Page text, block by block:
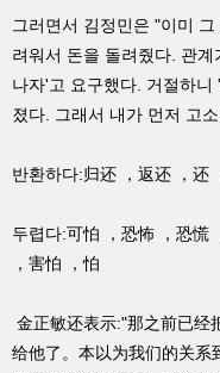
그러면서 김정민은 "이미
려워서 돈을 돌려줬다. 관
나자'고 요구했다. 거절하
졌다. 그래서 내가 먼저 고
반환하다:归还 ，返还 ，还
두렵다:可怕 ，恐怖 ，恐慌
，害怕 ，怕
金正敏还表示:"那之前已经
给他了。本以为我们的关系